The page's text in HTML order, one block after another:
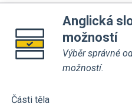
Anglická
možností
Výběr správné
možností.
Části těla